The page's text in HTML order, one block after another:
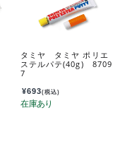
タミヤ タミヤ ポリエ
ステルパテ(40g) 8709
7
¥693(税込)